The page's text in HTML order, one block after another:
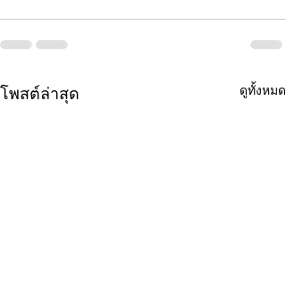
โพสต์ล่าสุด ดูทั้งหมด